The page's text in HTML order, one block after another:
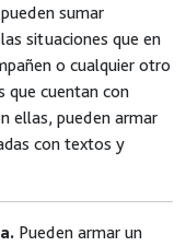
sumar
situaciones que en
o cualquier otro
que cuentan con
ellas, pueden armar
con textos y
Pueden armar un